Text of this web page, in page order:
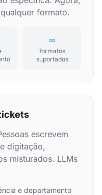
formato.
∞
formatos
suportados
escrevem
digitação,
misturados. LLMs
e departamento